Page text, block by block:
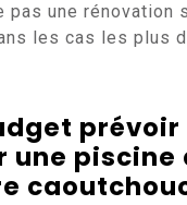
pas une rénovation
les cas les plus
prévoir
une piscine